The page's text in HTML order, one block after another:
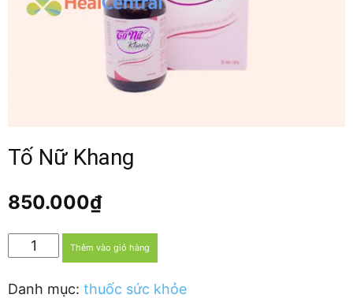
Tố Nữ Khang
850.000₫
Khang
Thêm vào giỏ hàng
Danh mục: thuốc sức khỏe